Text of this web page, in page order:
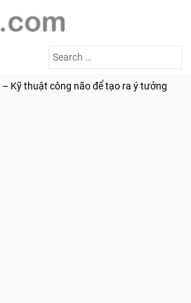
Search
Kỹ thuật công não để tạo ra ý tưởng